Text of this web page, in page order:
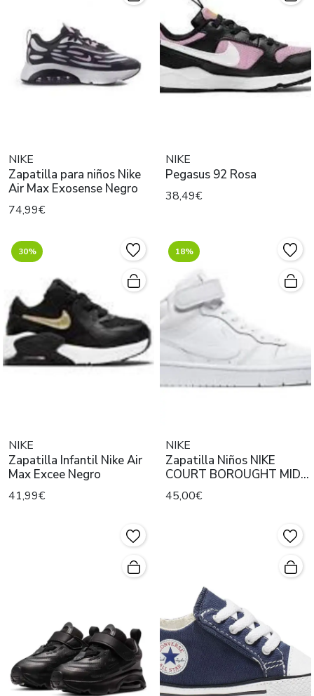
NIKE
Zapatilla para niños Nike
Air Max Exosense Negro
74,99€
NIKE
Pegasus 92 Rosa
38,49€
30%
NIKE
Zapatilla Infantil Nike Air
Max Excee Negro
41,99€
18%
NIKE
Zapatilla Niños NIKE
COURT BOROUGHT MID 2
BLANCO
45,00€